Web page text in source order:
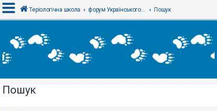
х
і
Р
Теріологічна школа форум Українського теріологічного товариства Пошук
Пошук